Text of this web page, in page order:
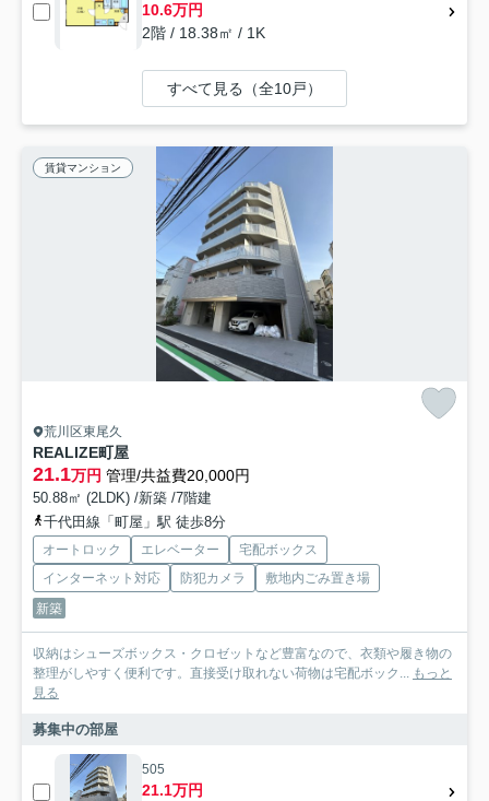
10.6万円
2階 / 18.38㎡ / 1K
すべて見る（全10戸）
賃貸マンション
荒川区東尾久
REALIZE町屋
21.1万円 管理/共益費20,000円
50.88㎡ (2LDK) /新築 /7階建
千代田線「町屋」駅 徒歩8分
オートロック エレベーター
宅配ボックス
インターネット対応
防犯カメラ
敷地内ごみ置き場
新築
収納はシューズボックス・クロゼットなど豊富なので、衣類や履き物の
整理がしやすく便利です。直接受け取れない荷物は宅配ボック... もっと
見る
募集中の部屋
505
21.1万円